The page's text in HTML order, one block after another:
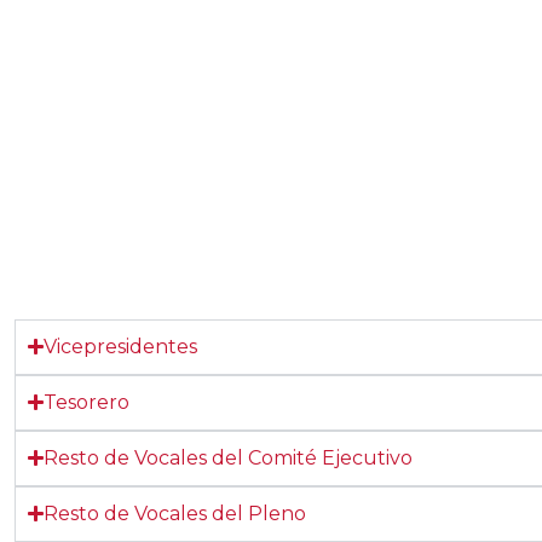
Vicepresidentes
Tesorero
Resto de Vocales del Comité Ejecutivo
Resto de Vocales del Pleno